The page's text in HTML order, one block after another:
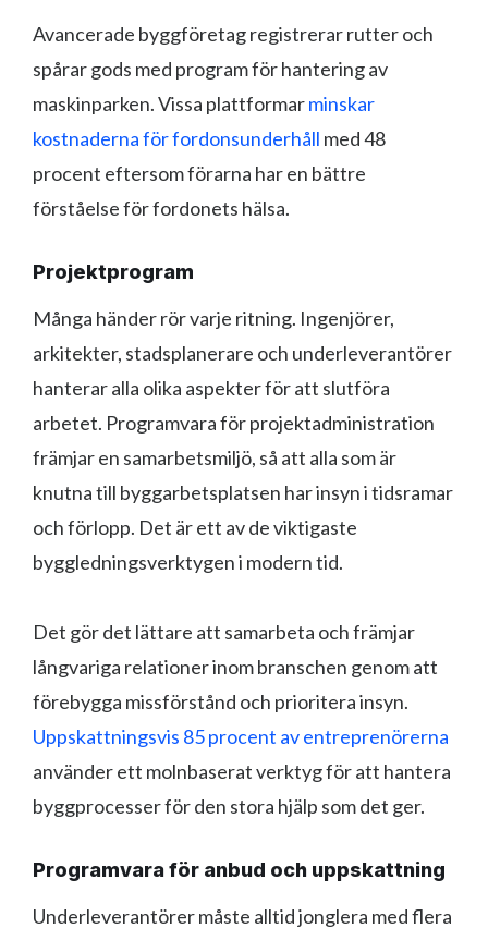
Avancerade byggföretag registrerar rutter och
spårar gods med program för hantering av
maskinparken. Vissa plattformarminskar
kostnaderna för fordonsunderhåll med 48
procent eftersom förarna har en bättre
förståelse för fordonets hälsa.
Projektprogram
Många händer rör varje ritning. Ingenjörer,
arkitekter, stadsplanerare och underleverantörer
hanterar alla olika aspekter för att slutföra
arbetet. Programvara för projektadministration
främjar en samarbetsmiljö, så att alla som är
knutna till byggarbetsplatsen har insyn i tidsramar
och förlopp. Det är ett av de viktigaste
byggledningsverktygen i modern tid.
Det gör det lättare att samarbeta och främjar
långvariga relationer inom branschen genom att
förebygga missförstånd och prioritera insyn.
Uppskattningsvis 85 procent av entreprenörerna
använder ett molnbaserat verktyg för att hantera
byggprocesser för den stora hjälp som det ger.
Programvara för anbud och uppskattning
Underleverantörer måste alltid jonglera med flera